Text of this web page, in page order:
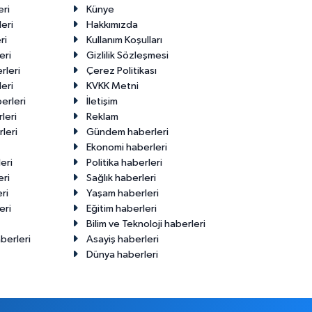
Künye
Hakkımızda
Kullanım Koşulları
Gizlilik Sözleşmesi
Çerez Politikası
KVKK Metni
İletişim
Reklam
Gündem haberleri
Ekonomi haberleri
Politika haberleri
Sağlık haberleri
Yaşam haberleri
Eğitim haberleri
Bilim ve Teknoloji haberleri
Asayiş haberleri
Dünya haberleri